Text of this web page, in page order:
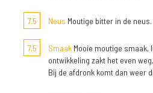
7,5 Neus Moutige bitter in de
7,5 Smaak Mooie moutige smaak,
ontwikkeling zakt het even
Bij de afdronk komt dan weer